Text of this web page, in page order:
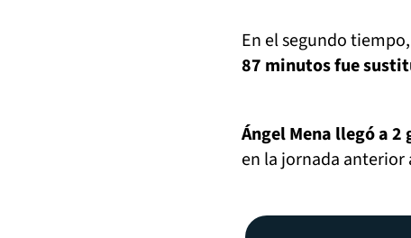
En el segundo tiempo,
87 minutos fue
Ángel Mena llegó a 2
en la jornada